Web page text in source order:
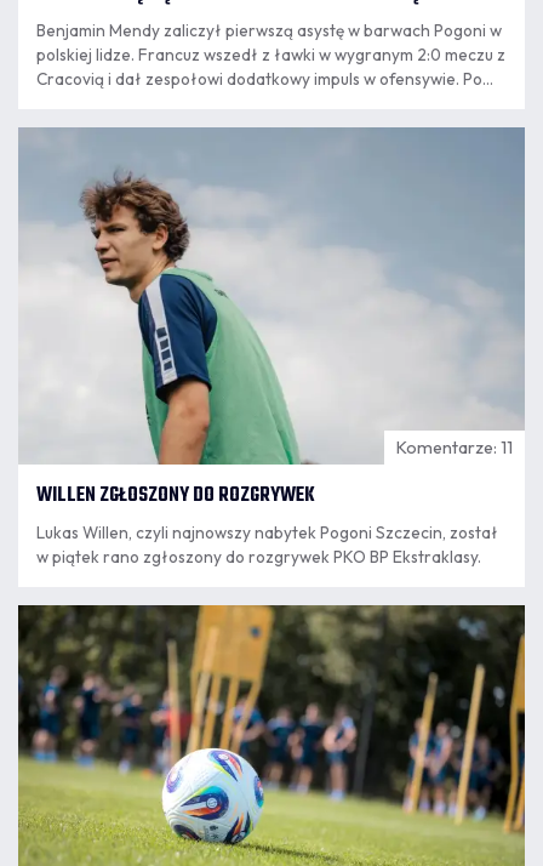
Benjamin Mendy zaliczył pierwszą asystę w barwach Pogoni w
polskiej lidze. Francuz wszedł z ławki w wygranym 2:0 meczu z
Cracovią i dał zespołowi dodatkowy impuls w ofensywie. Po
podsumował występ, opowiedział o relacji z trenerem
Komentarze: 11
WILLEN ZGŁOSZONY DO ROZGRYWEK
Lukas Willen, czyli najnowszy nabytek Pogoni Szczecin, został
w piątek rano zgłoszony do rozgrywek PKO BP Ekstraklasy.
07.08
8:18